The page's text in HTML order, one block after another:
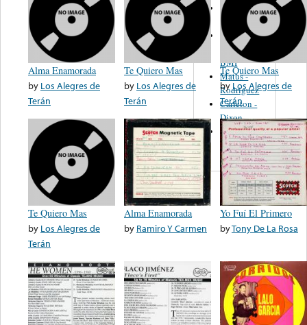
Alma Enamorada
by Los Alegres de
Terán
Te Quiero Mas
by Los Alegres de
Terán
Te Quiero Mas
byLos Alegres de
Terán
Te Quiero Mas
by Los Alegres de
Terán
Alma Enamorada
by Ramiro Y Carmen
Yo Fuí El Primero
byTony De La Rosa
Martinez,
Felipe
Performance
Music Co.
BMI
Matus -
Rodriguez
Carleton -
Dixon
Abreu -
Oliverira